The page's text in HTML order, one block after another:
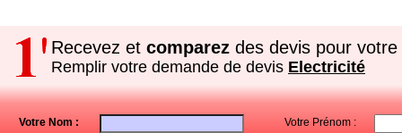
Recevez et comparez des devis pour votre
Remplir votre demande de devis Electricité
Votre Nom : Votre Prénom :